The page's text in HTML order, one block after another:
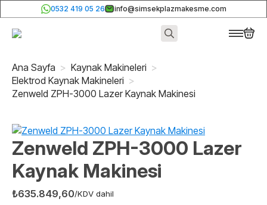
0532 419 05 26 info@simsekplazmakesme.com
Ana Sayfa
Kaynak Makineleri
Elektrod Kaynak Makineleri
Zenweld ZPH-3000 Lazer Kaynak Makinesi
Zenweld ZPH-3000 Lazer
Kaynak Makinesi
₺635.849,60/KDV dahil